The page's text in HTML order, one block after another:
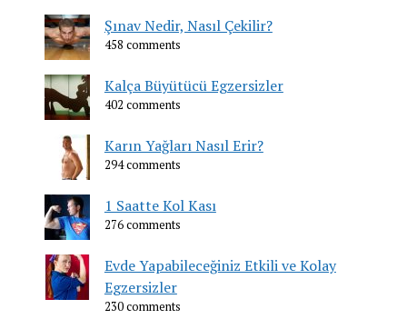
Şınav Nedir, Nasıl Çekilir?
458 comments
Kalça Büyütücü Egzersizler
402 comments
Karın Yağları Nasıl Erir?
294 comments
1 Saatte Kol Kası
276 comments
Evde Yapabileceğiniz Etkili ve Kolay
Egzersizler
230 comments